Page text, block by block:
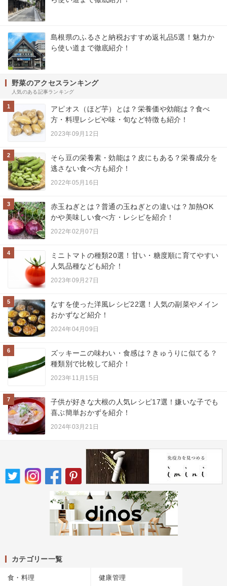
島根県のふるさと納税おすすめ返礼品5選！魅力か
ら使い道まで徹底紹介！
野菜のアクセスランキング
人気のある記事ランキング
1
アピオス（ほど芋）とは？栄養価や効能は？食べ
方・料理レシピや味・旬など特徴も紹介！
2023年09月12日
2
そら豆の栄養素・効能は？皮にもある？栄養成分を
逃さない食べ方も紹介！
2022年05月16日
3
赤玉ねぎとは？普通の玉ねぎとの違いは？加熱OK
かや美味しい食べ方・レシピを紹介！
2022年02月07日
4
ミニトマトの種類20選！甘い・糖度順に育てやすい
人気品種なども紹介！
2023年09月27日
5
なすを使った洋風レシピ22選！人気の副菜やメイン
おかずなど紹介！
2024年04月09日
6
ズッキーニの味わい・食感は？きゅうりに似てる？
種類別で比較して紹介！
2023年11月15日
7
子供が好きな大根の人気レシピ17選！嫌いな子でも
喜ぶ簡単おかずを紹介！
2024年03月21日
カテゴリー一覧
食・料理 健康管理